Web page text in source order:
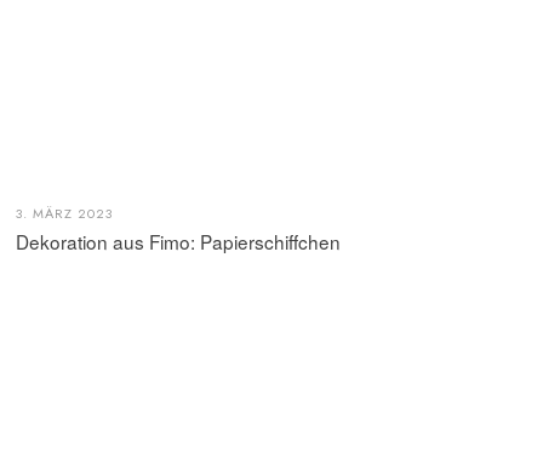
3. MÄRZ 2023
Dekoration aus Fimo: Papierschiffchen